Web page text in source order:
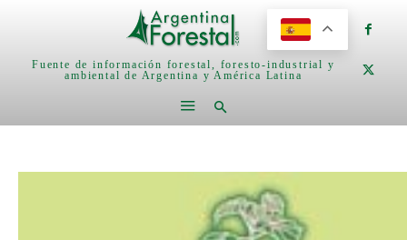
Fuente de información forestal, foresto-industrial y
ambiental de Argentina y América Latina